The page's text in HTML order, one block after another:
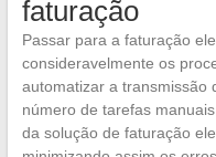
faturação
Passar para a faturação
consideravelmente os
automatizar a transmissão
número de tarefas
da solução de faturação